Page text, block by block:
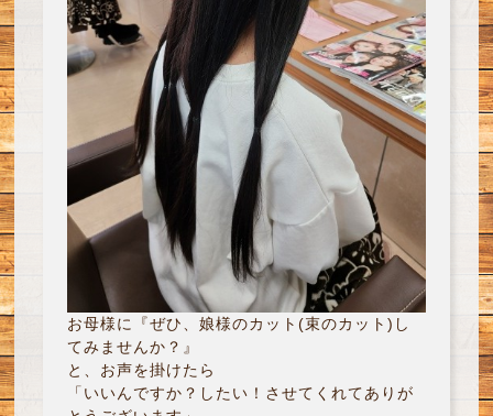
お母様に『ぜひ、娘様のカット(束のカット)し
てみませんか？』
と、お声を掛けたら
「いいんですか？したい！させてくれてありが